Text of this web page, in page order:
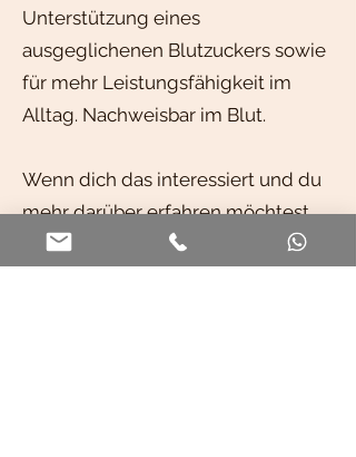
Unterstützung eines
ausgeglichenen Blutzuckers sowie
für mehr Leistungsfähigkeit im
Alltag. Nachweisbar im Blut.
Wenn dich das interessiert und du
mehr darüber erfahren möchtest,
melde dich gerne bei mir.